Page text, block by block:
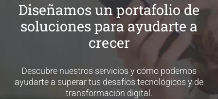
Diseñamos un portafolio de
soluciones para ayudarte a
crecer
Descubre nuestros servicios y cómo podemos
ayudarte a superar tus desafíos tecnológicos y de
transformación digital.